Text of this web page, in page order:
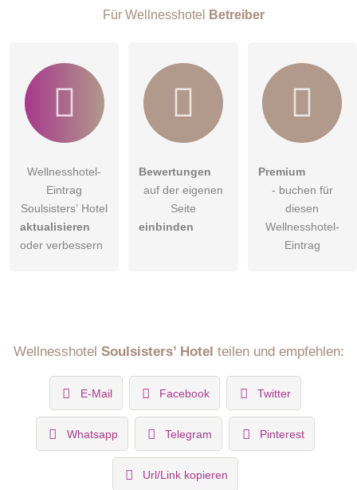
Besucher sichtbarFür Wellnesshotel Betreiber
Wellnesshotel-
Eintrag
Soulsisters’ Hotel
aktualisieren
oder verbessern
Bewertungen
auf der eigenen
Seite
einbinden
Premium
- buchen für
diesen
Wellnesshotel-
Eintrag
Wellnesshotel Soulsisters’ Hotel teilen und empfehlen:
E-Mail Facebook Twitter
Whatsapp Telegram Pinterest
Url/Link kopieren